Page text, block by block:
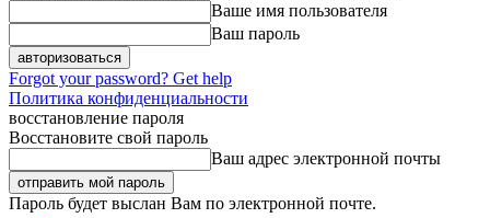
Ваше имя пользователя
Ваш пароль
Forgot your password? Get help
Политика конфиденциальности
восстановление пароля
Восстановите свой пароль
Ваш адрес электронной почты
Пароль будет выслан Вам по электронной почте.